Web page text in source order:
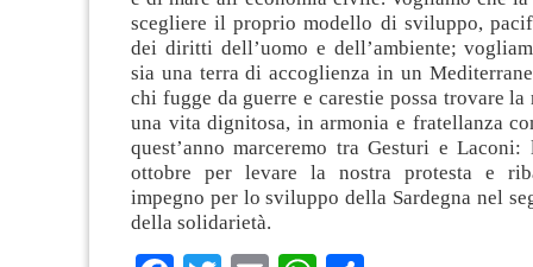
scegliere il proprio modello di sviluppo,
dei diritti dell’uomo e dell’ambiente;
sia una terra di accoglienza in un
chi fugge da guerre e carestie possa trovare
una vita dignitosa, in armonia e fratellanza
quest’anno marceremo tra Gesturi e
ottobre per levare la nostra protesta e
impegno per lo sviluppo della Sardegna nel
della solidarietà.